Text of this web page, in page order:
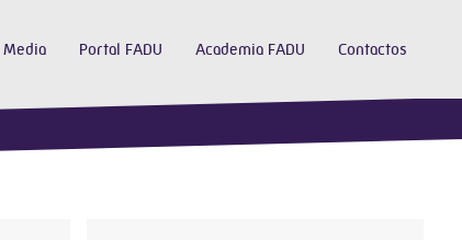
Media Portal FADU Academia FADU Contactos